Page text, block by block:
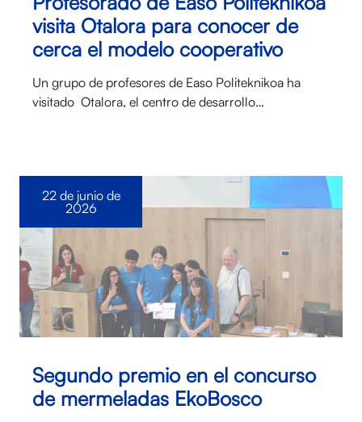
visita Otalora para conocer de
cerca el modelo cooperativo
Un grupo de profesores de Easo Politeknikoa ha
visitado Otalora⁠, el centro de desarrollo…
Segundo premio en el concurso
de mermeladas EkoBosco
22 de junio de
2026